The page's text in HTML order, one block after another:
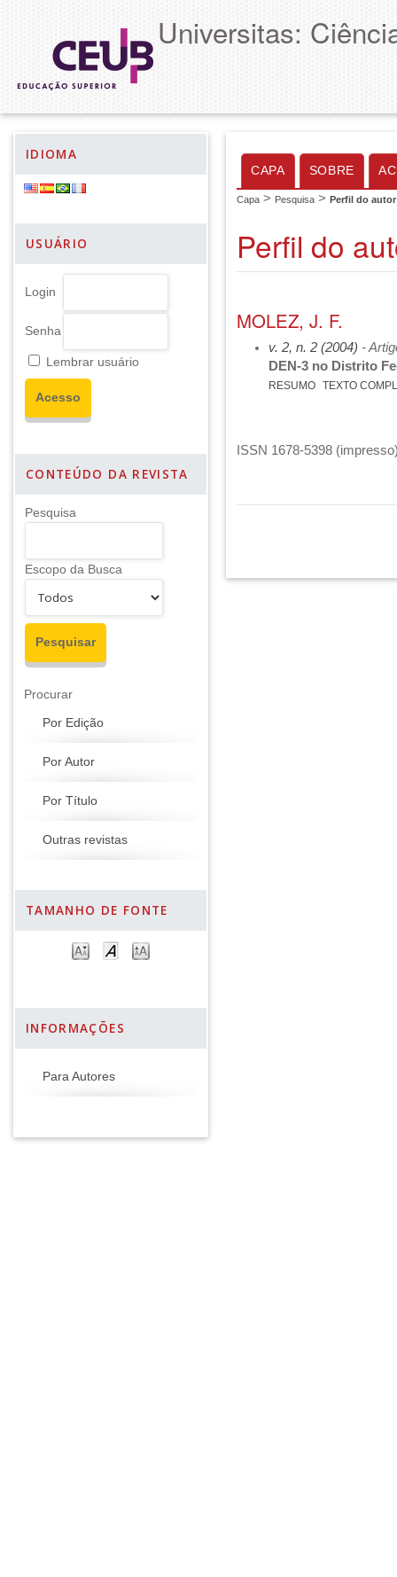
Universitas:
IDIOMA
USUÁRIO
Login
Senha
Lembrar usuário
CONTEÚDO DA REVISTA
Pesquisa
Escopo da Busca
Procurar
Por Edição
Por Autor
Por Título
Outras revistas
TAMANHO DE FONTE
INFORMAÇÕES
Para Autores
CAPA SOBRE
Capa > Pesquisa > Perfil do autor
Perfil do
MOLEZ, J. F.
v. 2, n. 2 (2004) -
DEN-3 no Distrito
RESUMO TEXTO
ISSN 1678-5398